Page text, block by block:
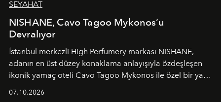
SEYAHAT
NISHANE, Cavo Tagoo Mykonos’u
Devralıyor
İstanbul merkezli High Perfumery markası NISHANE,
adanın en üst düzey konaklama anlayışıyla özdeşleşen
ikonik yamaç oteli Cavo Tagoo Mykonos ile özel bir yaz
07.10.2026